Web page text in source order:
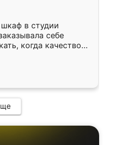
в студии
себе
когда качеством
кухня уже почти